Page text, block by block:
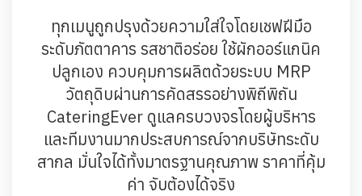
ทุกเมนูถูกปรุงด้วยความใส่ใจโดยเชฟฝีมือ
ระดับภัตตาคาร รสชาติอร่อย ใช้ผักออร์แกนิค
ปลูกเอง ควบคุมการผลิตด้วยระบบ MRP
วัตถุดิบผ่านการคัดสรรอย่างพิถีพิถัน
CateringEver ดูแลครบวงจรโดยผู้บริหาร
และทีมงานมากประสบการณ์จากบริษัทระดับ
สากล มั่นใจได้ทั้งมาตรฐานคุณภาพ ราคาที่คุ้ม
ค่า จับต้องได้จริง